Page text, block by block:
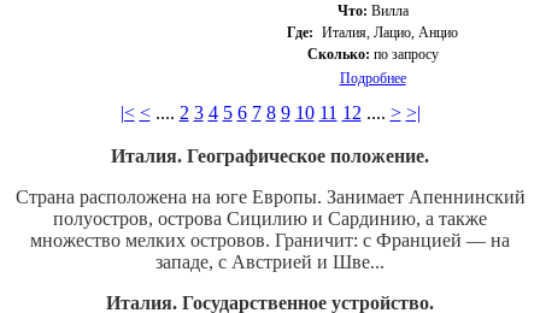
Что: Вилла
Где: Италия, Лацио, Анцио
Сколько: по запросу
Подробнее
|< <.... 2 3 4 5 6 7 8 9 10 11 12 .... > >|
Италия. Географическое положение.
Страна расположена на юге Европы. Занимает Апеннинский
полуостров, острова Сицилию и Сардинию, а также
множество мелких островов. Граничит: с Францией — на
западе, с Австрией и Шве...
Италия. Государственное устройство.